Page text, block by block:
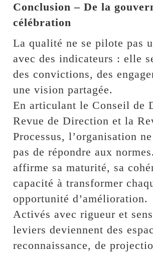
Conclusion – De la
célébration
La qualité ne se pilote pas
avec des indicateurs : elle
des convictions, des
une vision partagée.
En articulant le Conseil de
Revue de Direction et la
Processus, l’organisation
pas de répondre aux
affirme sa maturité, sa
capacité à transformer
opportunité d’amélioration.
Activés avec rigueur et
leviers deviennent des
reconnaissance, de